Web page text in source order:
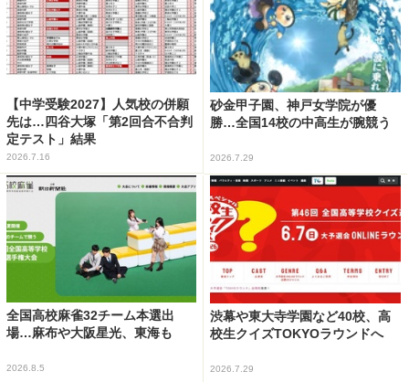
【中学受験2027】人気校の併願
先は…四谷大塚「第2回合不合判
定テスト」結果
2026.7.16
砂金甲子園、神戸女学院が優
勝…全国14校の中高生が腕競う
2026.7.29
全国高校麻雀32チーム本選出
場…麻布や大阪星光、東海も
2026.8.5
渋幕や東大寺学園など40校、高
校生クイズTOKYOラウンドへ
2026.7.29